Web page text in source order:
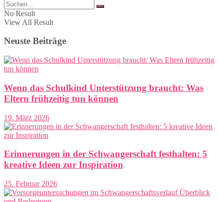
No Result
View All Result
Neuste Beiträge
Wenn das Schulkind Unterstützung braucht: Was
Eltern frühzeitig tun können
19. März 2026
Erinnerungen in der Schwangerschaft festhalten: 5
kreative Ideen zur Inspiration
25. Februar 2026